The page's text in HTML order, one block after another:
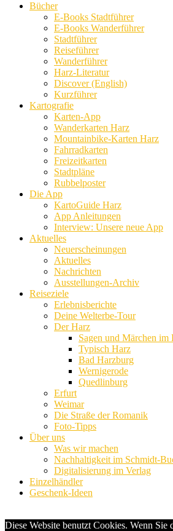
Bücher
E-Books Stadtführer
E-Books Wanderführer
Stadtführer
Reiseführer
Wanderführer
Harz-Literatur
Discover (English)
Kurzführer
Kartografie
Karten-App
Wanderkarten Harz
Mountainbike-Karten Harz
Fahrradkarten
Freizeitkarten
Stadtpläne
Rubbelposter
Die App
KartoGuide Harz
App Anleitungen
Interview: Unsere neue App
Aktuelles
Neuerscheinungen
Aktuelles
Nachrichten
Ausstellungen-Archiv
Reiseziele
Erlebnisberichte
Deine Welterbe-Tour
Der Harz
Sagen und Märchen im
Typisch Harz
Bad Harzburg
Wernigerode
Quedlinburg
Erfurt
Weimar
Die Straße der Romanik
Foto-Tipps
Über uns
Was wir machen
Nachhaltigkeit im Schmidt-
Digitalisierung im Verlag
Einzelhändler
Geschenk-Ideen
Diese Website benutzt Cookies. Wenn